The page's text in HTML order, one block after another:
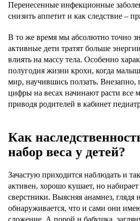
Перенесенные инфекционные
снизить аппетит и как следствие –
В то же время мы абсолютно точно
активные дети тратят больше
влиять на массу тела. Особенно
полугодия жизни крохи, когда
мир, научившись ползать.
цифры на весах начинают расти все
приводя родителей в кабинет
Как
набор веса у детей?
Зачастую приходится наблюдать и
активен, хорошо кушает, но
сверстники. Выясняя анамнез, глядя
обнаруживается, что и сами они